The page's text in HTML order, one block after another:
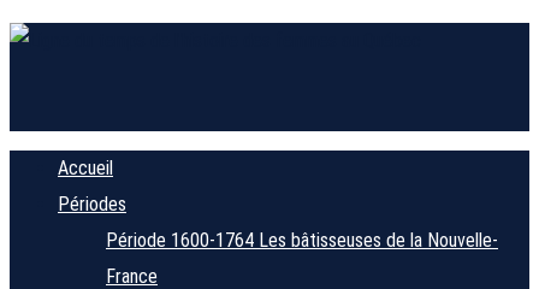
Accueil
Périodes
Période 1600-1764 Les bâtisseuses de la Nouvelle-
France